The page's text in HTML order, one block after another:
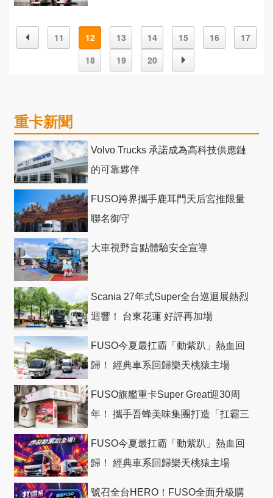
11 12 13 14 15 16
17
18
19 20
重卡新聞
Volvo Trucks 承諾成為高科技供應鏈
的可靠夥伴
FUSO跨界攜手鹿耳門天后宮推限量
聯名御守
大車視野盲點體驗安全宣導
Scania 27年式Super全台巡迴展熱烈
迴響！ 台東花蓮 好評再加場
FUSO今夏最扛霸「動紫趴」熱血回
歸！ 經典車系回歸樂天桃猿主場
FUSO旗艦重卡Super Great迎30周
年！ 攜手吾蜂美味集團打造「扛霸三
FUSO今夏最扛霸「動紫趴」熱血回
歸！ 經典車系回歸樂天桃猿主場
號召全台HERO！FUSO全面升級購